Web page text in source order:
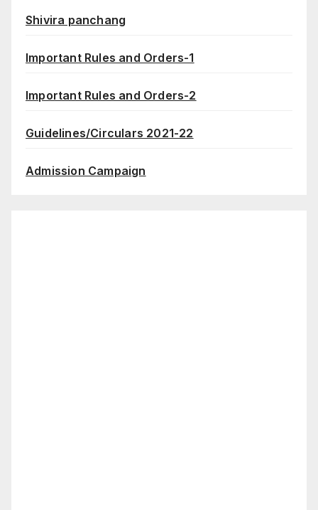
Shivira panchang
Important Rules and Orders-1
Important Rules and Orders-2
Guidelines/Circulars 2021-22
Admission Campaign